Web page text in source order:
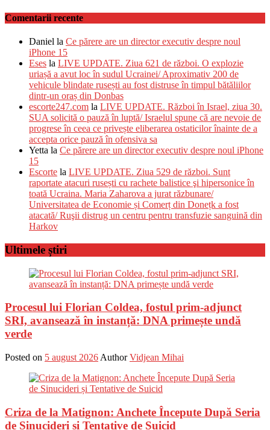
Comentarii recente
Daniel la Ce părere are un director executiv despre noul
iPhone 15
Eses la LIVE UPDATE. Ziua 621 de război. O explozie
uriașă a avut loc în sudul Ucrainei/ Aproximativ 200 de
vehicule blindate rusești au fost distruse în timpul bătăliilor
dintr-un oraș din Donbas
escorte247.com la LIVE UPDATE. Război în Israel, ziua 30.
SUA solicită o pauză în luptă/ Israelul spune că are nevoie de
progrese în ceea ce privește eliberarea ostaticilor înainte de a
accepta orice pauză în ofensiva sa
Yetta la Ce părere are un director executiv despre noul iPhone
15
Escorte la LIVE UPDATE. Ziua 529 de război. Sunt
raportate atacuri rusești cu rachete balistice şi hipersonice în
toată Ucraina. Maria Zaharova a jurat răzbunare/
Universitatea de Economie și Comerț din Donețk a fost
atacată/ Ruşii distrug un centru pentru transfuzie sanguină din
Harkov
Ultimele știri
Procesul lui Florian Coldea, fostul prim-adjunct
SRI, avansează în instanță: DNA primește undă
verde
Posted on 5 august 2026 Author Vidjean Mihai
Criza de la Matignon: Anchete Începute După Seria
de Sinucideri și Tentative de Suicid